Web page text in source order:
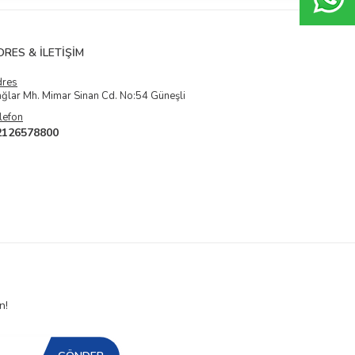
& İLETIŞIM
Mh. Mimar Sinan Cd. No:54 Güneşli